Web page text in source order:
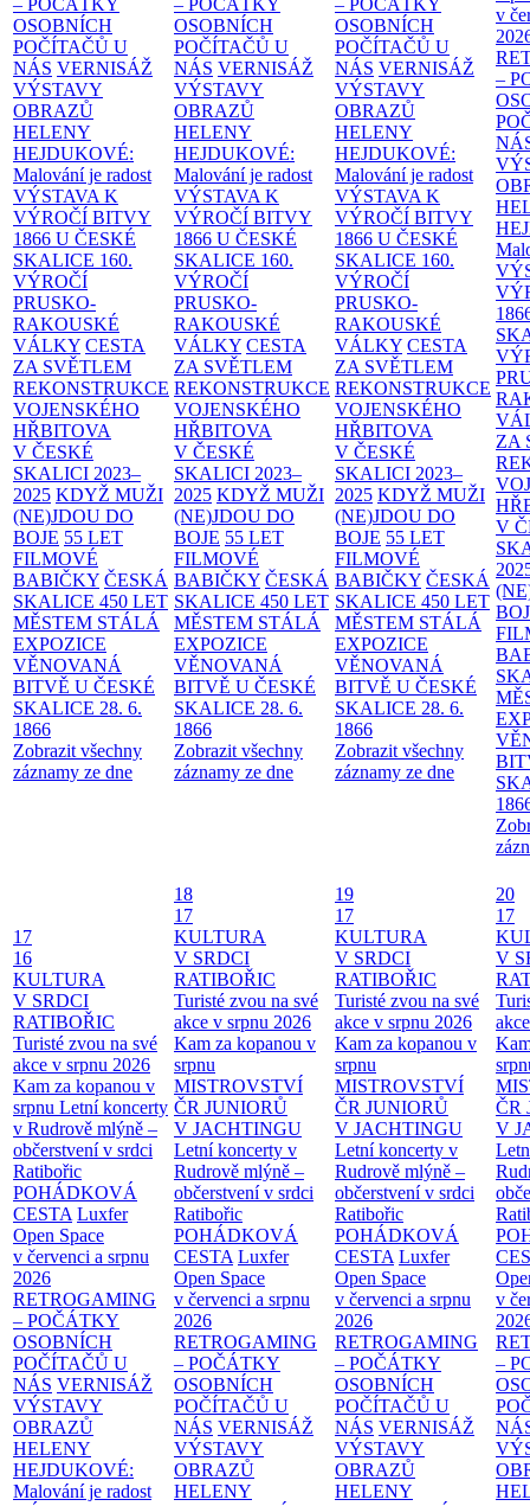
– POČÁTKY
OSOBNÍCH
POČÍTAČŮ U
NÁS VERNISÁŽ
VÝSTAVY
OBRAZŮ
HELENY
HEJDUKOVÉ:
Malování je radost
VÝSTAVA K
VÝROČÍ BITVY
1866 U ČESKÉ
SKALICE 160.
VÝROČÍ
PRUSKO-
RAKOUSKÉ
VÁLKY CESTA
ZA SVĚTLEM
REKONSTRUKCE
VOJENSKÉHO
HŘBITOVA
V ČESKÉ
SKALICI 2023–
2025 KDYŽ MUŽI
(NE)JDOU DO
BOJE 55 LET
FILMOVÉ
BABIČKY ČESKÁ
SKALICE 450 LET
MĚSTEM STÁLÁ
EXPOZICE
VĚNOVANÁ
BITVĚ U ČESKÉ
SKALICE 28. 6.
1866
Zobrazit všechny
záznamy ze dne
– POČÁTKY
OSOBNÍCH
POČÍTAČŮ U
NÁS VERNISÁŽ
VÝSTAVY
OBRAZŮ
HELENY
HEJDUKOVÉ:
Malování je radost
VÝSTAVA K
VÝROČÍ BITVY
1866 U ČESKÉ
SKALICE 160.
VÝROČÍ
PRUSKO-
RAKOUSKÉ
VÁLKY CESTA
ZA SVĚTLEM
REKONSTRUKCE
VOJENSKÉHO
HŘBITOVA
V ČESKÉ
SKALICI 2023–
2025 KDYŽ MUŽI
(NE)JDOU DO
BOJE 55 LET
FILMOVÉ
BABIČKY ČESKÁ
SKALICE 450 LET
MĚSTEM STÁLÁ
EXPOZICE
VĚNOVANÁ
BITVĚ U ČESKÉ
SKALICE 28. 6.
1866
Zobrazit všechny
záznamy ze dne
– POČÁTKY
OSOBNÍCH
POČÍTAČŮ U
NÁS VERNISÁŽ
VÝSTAVY
OBRAZŮ
HELENY
HEJDUKOVÉ:
Malování je radost
VÝSTAVA K
VÝROČÍ BITVY
1866 U ČESKÉ
SKALICE 160.
VÝROČÍ
PRUSKO-
RAKOUSKÉ
VÁLKY CESTA
ZA SVĚTLEM
REKONSTRUKCE
VOJENSKÉHO
HŘBITOVA
V ČESKÉ
SKALICI 2023–
2025 KDYŽ MUŽI
(NE)JDOU DO
BOJE 55 LET
FILMOVÉ
BABIČKY ČESKÁ
SKALICE 450 LET
MĚSTEM STÁLÁ
EXPOZICE
VĚNOVANÁ
BITVĚ U ČESKÉ
SKALICE 28. 6.
1866
Zobrazit všechny
záznamy ze dne
v
–
ZA
V
17
16
KULTURA
V SRDCI
RATIBOŘIC
Turisté zvou na své
akce v srpnu 2026
Kam za kopanou v
srpnu Letní koncerty
v Rudrově mlýně –
občerstvení v srdci
Ratibořic
POHÁDKOVÁ
CESTA Luxfer
Open Space
v červenci a srpnu
2026
RETROGAMING
– POČÁTKY
OSOBNÍCH
POČÍTAČŮ U
NÁS VERNISÁŽ
VÝSTAVY
OBRAZŮ
HELENY
HEJDUKOVÉ:
Malování je radost
18
17
KULTURA
V SRDCI
RATIBOŘIC
Turisté zvou na své
akce v srpnu 2026
Kam za kopanou v
srpnu
MISTROVSTVÍ
ČR JUNIORŮ
V JACHTINGU
Letní koncerty v
Rudrově mlýně –
občerstvení v srdci
Ratibořic
POHÁDKOVÁ
CESTA Luxfer
Open Space
v červenci a srpnu
2026
RETROGAMING
– POČÁTKY
OSOBNÍCH
POČÍTAČŮ U
NÁS VERNISÁŽ
VÝSTAVY
OBRAZŮ
HELENY
19
17
KULTURA
V SRDCI
RATIBOŘIC
Turisté zvou na své
akce v srpnu 2026
Kam za kopanou v
srpnu
MISTROVSTVÍ
ČR JUNIORŮ
V JACHTINGU
Letní koncerty v
Rudrově mlýně –
občerstvení v srdci
Ratibořic
POHÁDKOVÁ
CESTA Luxfer
Open Space
v červenci a srpnu
2026
RETROGAMING
– POČÁTKY
OSOBNÍCH
POČÍTAČŮ U
NÁS VERNISÁŽ
VÝSTAVY
OBRAZŮ
HELENY
20
17
V
ČR
V
v
–